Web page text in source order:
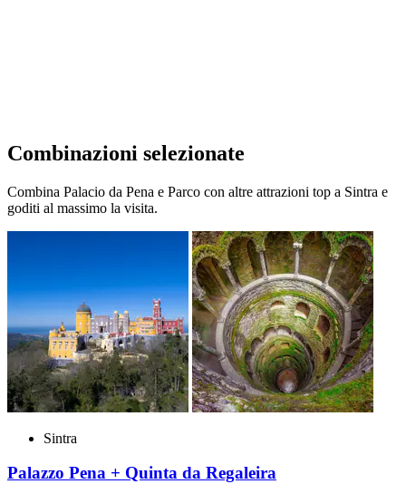
Combinazioni selezionate
Combina Palacio da Pena e Parco con altre attrazioni top a Sintra e
goditi al massimo la visita.
Sintra
Palazzo Pena + Quinta da Regaleira